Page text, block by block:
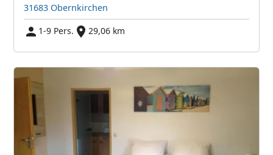
31683 Obernkirchen
1-9 Pers.
29,06 km